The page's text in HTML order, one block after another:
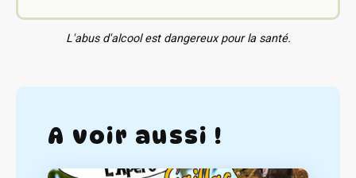
L'abus d'alcool est dangereux pour la santé.
A voir aussi !